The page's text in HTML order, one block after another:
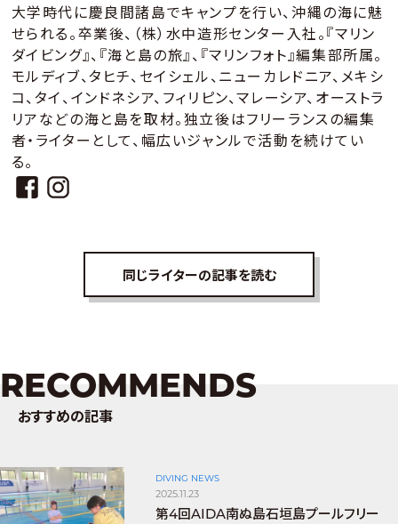
大学時代に慶良間諸島でキャンプを行い、沖縄の海に魅
せられる。卒業後、（株）水中造形センター入社。『マリン
ダイビング』、『海と島の旅』、『マリンフォト』編集部所属。
モルディブ、タヒチ、セイシェル、ニューカレドニア、メキシ
コ、タイ、インドネシア、フィリピン、マレーシア、オーストラ
リアなどの海と島を取材。独立後はフリーランスの編集
者・ライターとして、幅広いジャンルで活動を続けてい
る。
同じライターの記事を読む
RECOMMENDS
おすすめの記事
DIVING NEWS
2025.11.23
第4回AIDA南ぬ島石垣島プールフリー